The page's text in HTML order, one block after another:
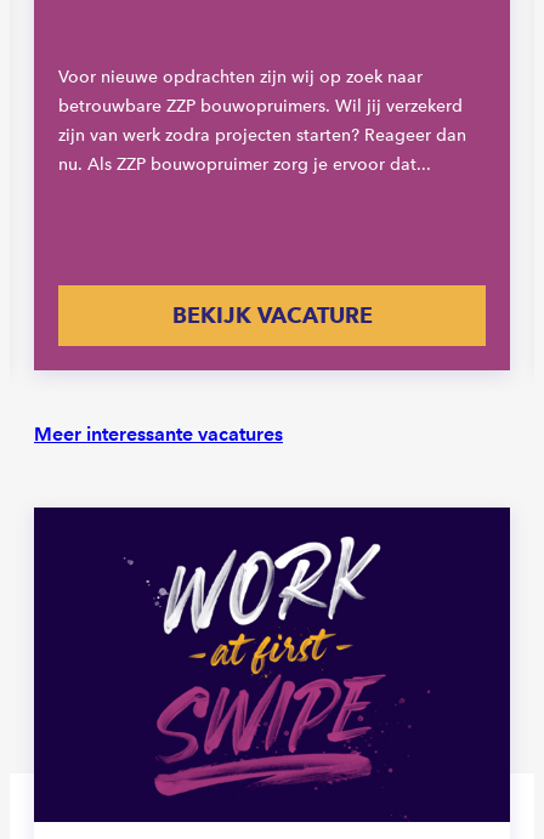
Voor nieuwe opdrachten zijn wij op zoek naar
betrouwbare ZZP bouwopruimers. Wil jij verzekerd
zijn van werk zodra projecten starten? Reageer dan
nu. Als ZZP bouwopruimer zorg je ervoor dat...
BEKIJK VACATURE
Meer interessante vacatures